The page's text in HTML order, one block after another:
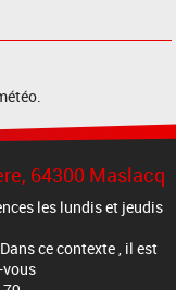
64300 Maslacq
les lundis et jeudis
ce contexte , il est
vous